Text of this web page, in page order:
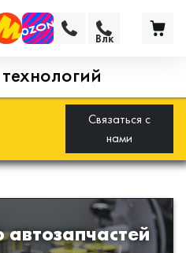
Связаться с
нами
деталей
для подвески
Влк